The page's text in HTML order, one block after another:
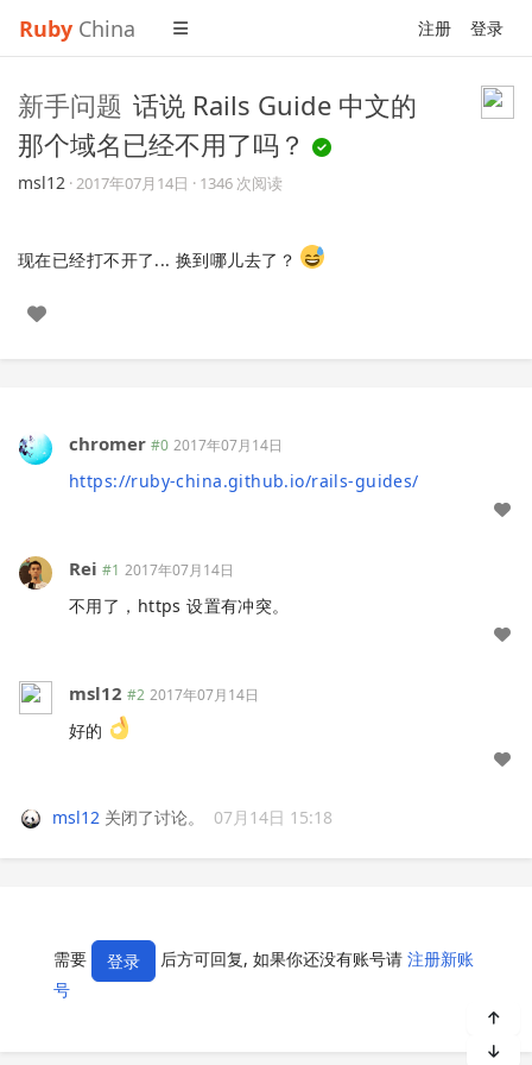
Ruby China 注册 登录
新手问题 话说 Rails Guide 中文的
那个域名已经不用了吗？
msl12 ·2017年07月14日 · 1346 次阅读
现在已经打不开了... 换到哪儿去了？
chromer #0 2017年07月14日
https://ruby-china.github.io/rails-guides/
Rei #1 2017年07月14日
不用了，https 设置有冲突。
msl12 #2 2017年07月14日
好的
msl12 关闭了讨论。 07月14日 15:18
需要 登录 后方可回复, 如果你还没有账号请 注册新账
号